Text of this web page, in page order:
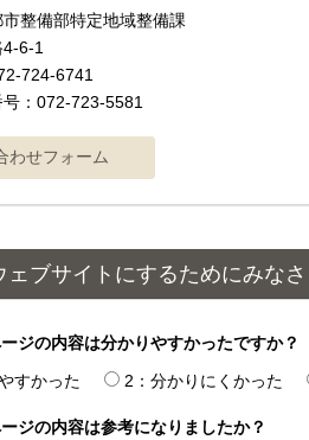
市整備部特定地域整備課
6-1
724-6741
：072-723-5581
ェブサイトにするためにみな
ジの内容は分かりやすかったですか？
すかった
2：分かりにくかった
ジの内容は参考になりましたか？